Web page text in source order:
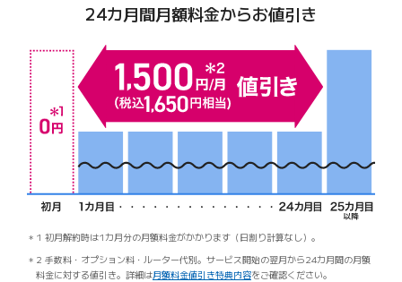
24カ月間月額料金からお値引き
1 初月解約時は1カ月分の月額料金がかかります（日割り計算なし）。
2 手数料・オプション料・ルーター代別。サービス開始の翌月から24カ月間の月額
料金に対する値引き。詳細は月額料金値引き特典内容をご確認ください。